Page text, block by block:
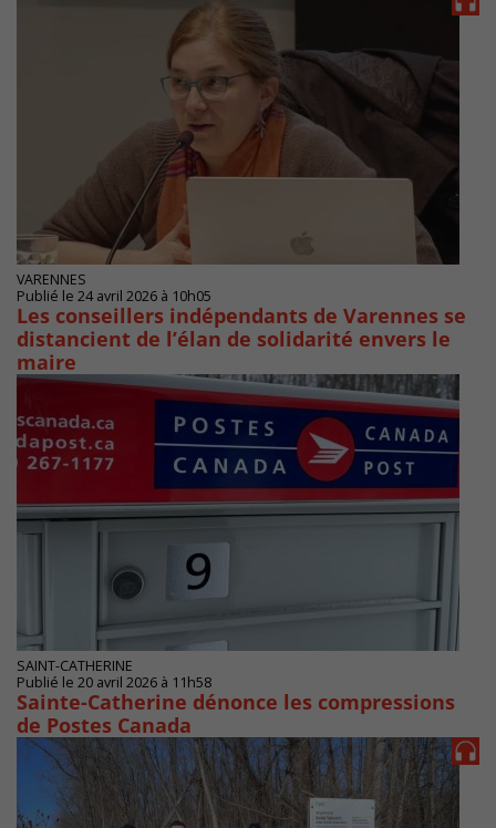
VARENNES
Publié le 24 avril 2026 à 10h05
Les conseillers indépendants de Varennes se
distancient de l’élan de solidarité envers le
maire
SAINT-CATHERINE
Publié le 20 avril 2026 à 11h58
Sainte-Catherine dénonce les compressions
de Postes Canada